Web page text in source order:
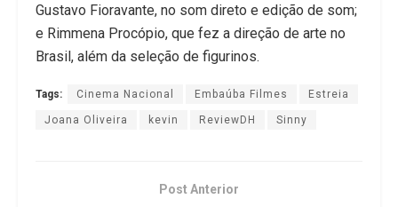
Gustavo Fioravante, no som direto e edição de som;
e Rimmena Procópio, que fez a direção de arte no
Brasil, além da seleção de figurinos.
Tags: Cinema Nacional Embaúba Filmes Estreia
Joana Oliveira kevin ReviewDH Sinny
Post Anterior